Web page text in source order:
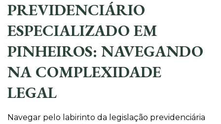
PREVIDENCIÁRIO
ESPECIALIZADO EM
PINHEIROS: NAVEGANDO
NA COMPLEXIDADE
LEGAL
Navegar pelo labirinto da legislação previdenciária